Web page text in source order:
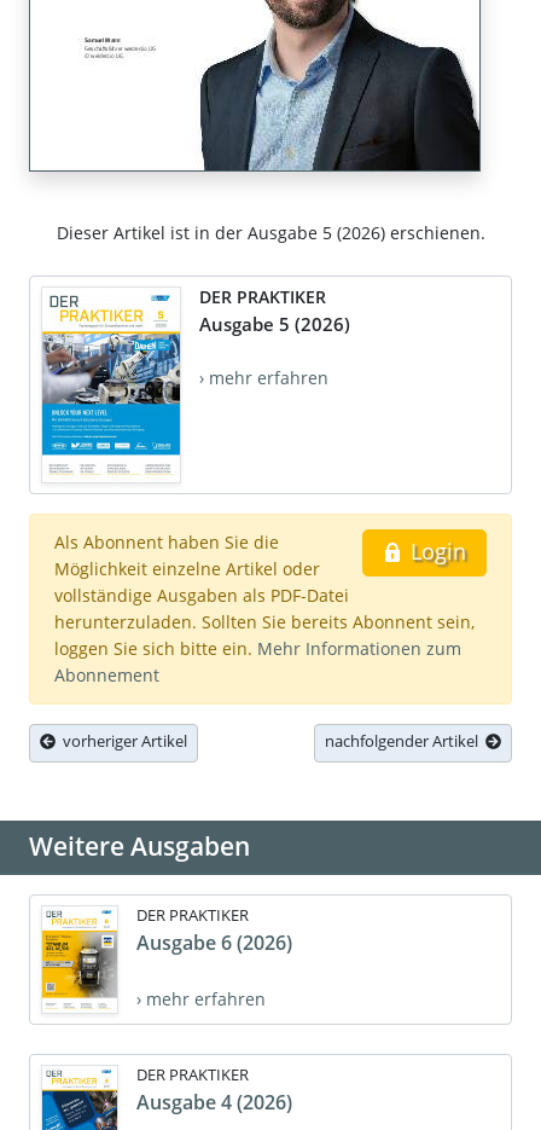
Dieser Artikel ist in der Ausgabe 5 (2026) erschienen.
DER PRAKTIKER
Ausgabe 5 (2026)
› mehr erfahren
Login
Als Abonnent haben Sie die
Möglichkeit einzelne Artikel oder
vollständige Ausgaben als PDF-Datei
herunterzuladen. Sollten Sie bereits Abonnent sein,
loggen Sie sich bitte ein. Mehr Informationen zum
Abonnement
vorheriger Artikel nachfolgender Artikel
Weitere Ausgaben
DER PRAKTIKER
Ausgabe 6 (2026)
› mehr erfahren
DER PRAKTIKER
Ausgabe 4 (2026)